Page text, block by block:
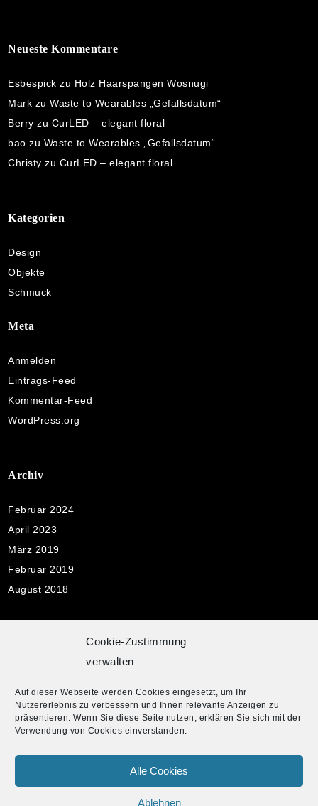
Cookie-Zustimmung
verwalten
Auf dieser Webseite werden Cookies eingesetzt, um Ihr
Nutzererlebnis zu verbessern und Ihnen relevante Anzeigen zu
präsentieren. Wenn Sie diese Seite nutzen, erklären Sie sich mit der
Verwendung von Cookies einverstanden.
Alle Cookies
Ablehnen
Neueste Kommentare
Esbespick zu Holz Haarspangen Wosnugi
Mark zuWaste to Wearables „Gefallsdatum“
Berry zu CurLED – elegant floral
bao zu Waste to Wearables „Gefallsdatum“
Christy zu CurLED – elegant floral
Kategorien
Design
Objekte
Schmuck
Meta
Anmelden
Eintrags-Feed
Kommentar-Feed
WordPress.org
Archiv
Februar 2024
April 2023
März 2019
Februar 2019
August 2018
Datenschutzerklärung
Cookie-Richtlinie
© 2019 Eva Marie Sänger powered by
Theme.